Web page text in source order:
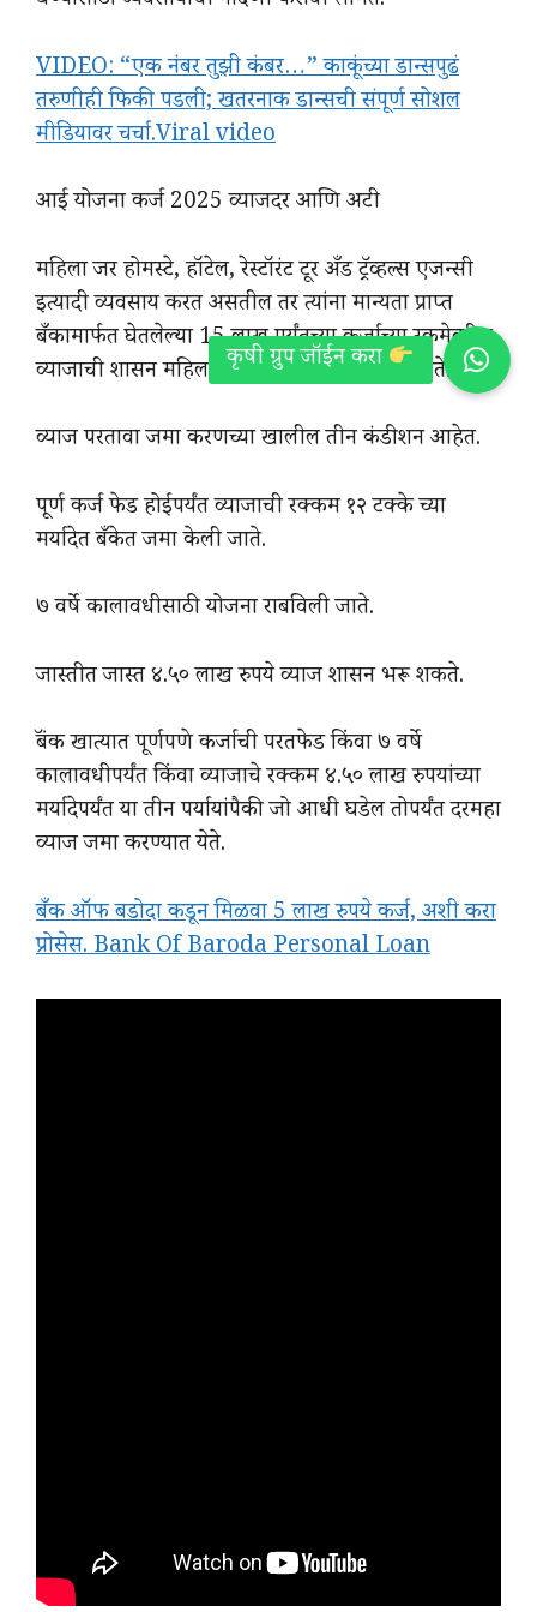
VIDEO: “एक नंबर तुझी कंबर…” काकूंच्या डान्सपुढं
तरुणीही फिकी पडली; खतरनाक डान्सची संपूर्ण सोशल
मीडियावर चर्चा.Viral video
आई योजना कर्ज 2025 व्याजदर आणि अटी
महिला जर होमस्टे, हॉटेल, रेस्टॉरंट टूर अँड ट्रॅव्हल्स एजन्सी
इत्यादी व्यवसाय करत असतील तर त्यांना मान्यता प्राप्त
बँकामार्फत घेतलेल्या 15 लाख पर्यंतच्या कर्जाच्या रकमेवरील
व्याजाची शासन महिलांच्या बँक खात्यामध्ये जमा करते.
व्याज परतावा जमा करणच्या खालील तीन कंडीशन आहेत.
पूर्ण कर्ज फेड होईपर्यंत व्याजाची रक्कम १२ टक्के च्या
मर्यादेत बँकेत जमा केली जाते.
७ वर्षे कालावधीसाठी योजना राबविली जाते.
जास्तीत जास्त ४.५० लाख रुपये व्याज शासन भरू शकते.
बॅंक खात्यात पूर्णपणे कर्जाची परतफेड किंवा ७ वर्षे
कालावधीपर्यंत किंवा व्याजाचे रक्कम ४.५० लाख रुपयांच्या
मर्यादेपर्यंत या तीन पर्यायांपैकी जो आधी घडेल तोपर्यंत दरमहा
व्याज जमा करण्यात येते.
बँक ऑफ बडोदा कडून मिळवा 5 लाख रुपये कर्ज, अशी करा
प्रोसेस. Bank Of Baroda Personal Loan